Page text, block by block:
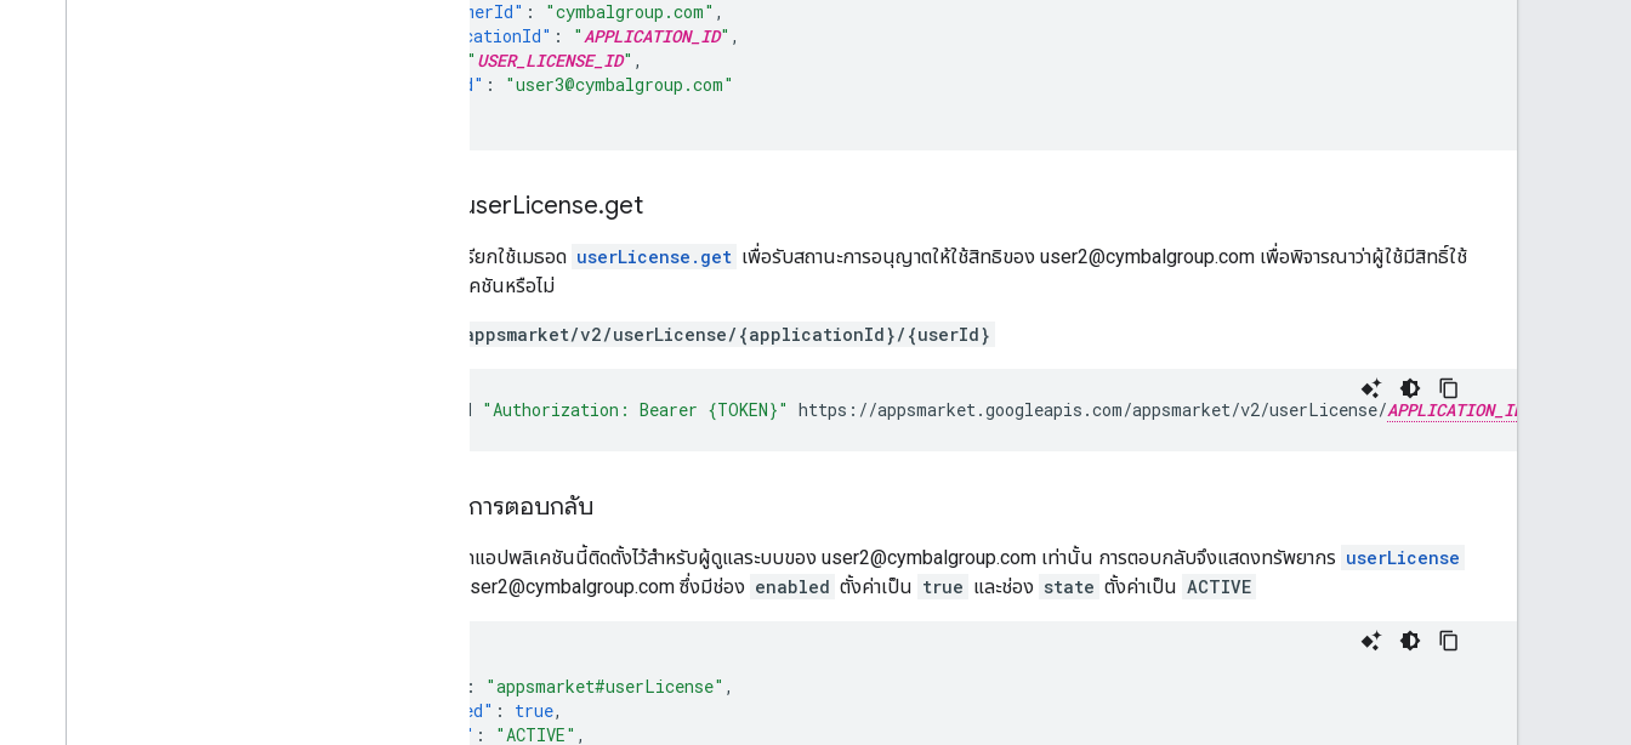
"customerId" : "cymbalgroup.com" ,
"applicationId" : "APPLICATION_ID" ,
" USER_LICENSE_ID" ,
"userId" :
"user3@cymbalgroup.com"
คำขอ userLicense.get
คำขอนี้เรียกใช้เมธอด userLicense.get เพื่อรับสถานะการอนุญาตให้ใช้สิทธิของ user2@cymbalgroup.com เพื่อพิจารณาว่าผู้ใช้มีสิทธิ์ใช้
แอปพลิเคชันหรือไม่
GET /appsmarket/v2/userLicense/{applicationId}/{userId}
-H "Authorization: Bearer {TOKEN}" https://appsmarket.googleapis.com/appsmarket/v2/userLicense/APPLICATION_ID
เนื้อหาการตอบกลับ
เนื่องจากแอปพลิเคชันนี้ติดตั้งไว้สำหรับผู้ดูแลระบบของ user2@cymbalgroup.com เท่านั้น การตอบกลับจึงแสดงทรัพยากร userLicense
สำหรับ user2@cymbalgroup.com ซึ่งมีช่อง enabled ตั้งค่าเป็น true และช่อง state ตั้งค่าเป็น ACTIVE
: "appsmarket#userLicense" ,
"enabled" : true,
"state" : "ACTIVE" ,